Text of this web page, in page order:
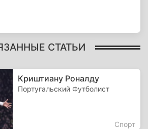
СТАТЬИ
Криштиану Роналду
Португальский Футболист
Спорт